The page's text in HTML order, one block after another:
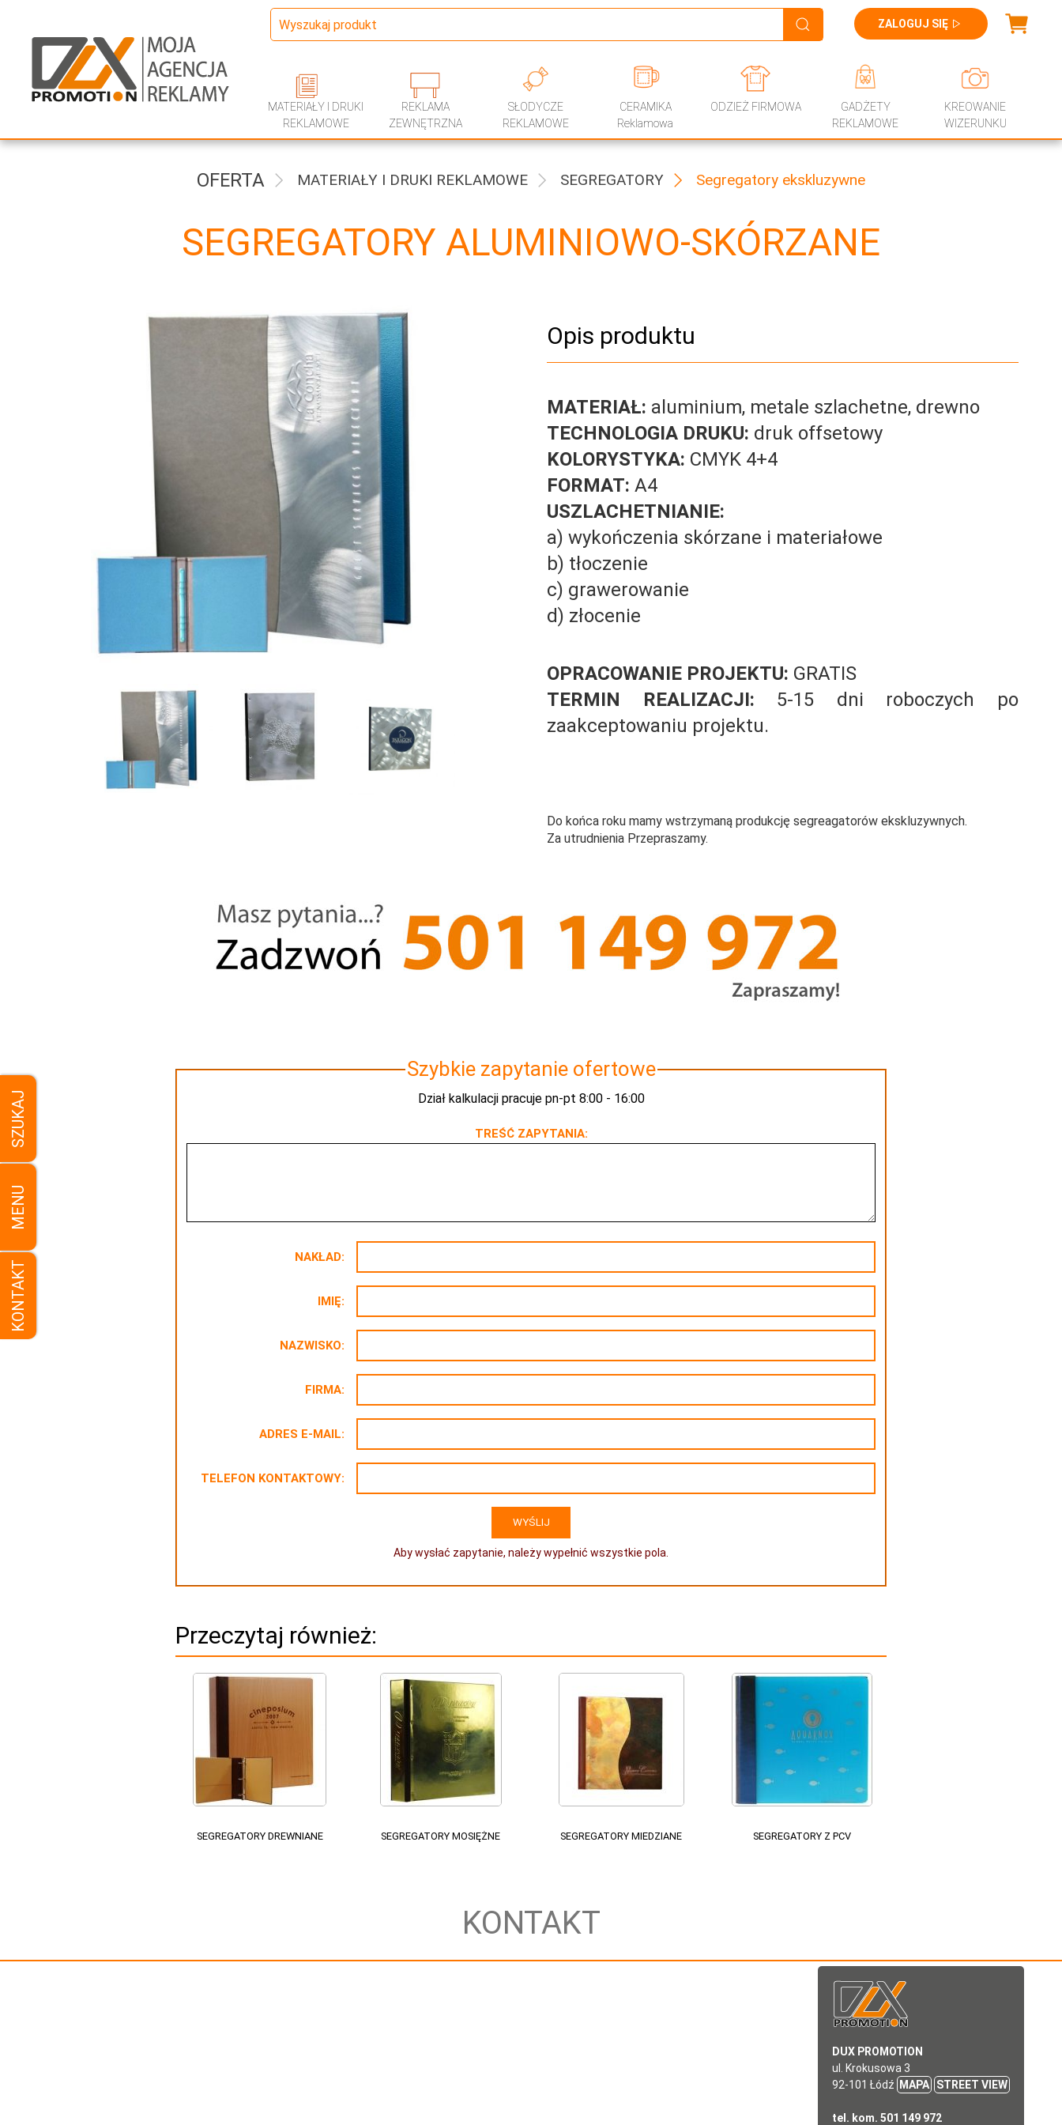
ZALOGUJ SIĘ
MATERIAŁY I DRUKI
REKLAMOWE
REKLAMA
ZEWNĘTRZNA
SŁODYCZE
REKLAMOWE
CERAMIKA
Reklamowa
ODZIEŻ FIRMOWA
GADŻETY
REKLAMOWE
KREOWANIE
WIZERUNKU
SZUKAJ
MENU
KONTAKT
OFERTA MATERIAŁY I DRUKI REKLAMOWE SEGREGATORY Segregatory ekskluzywne
SEGREGATORY ALUMINIOWO-SKÓRZANE
Opis produktu
MATERIAŁ: aluminium, metale szlachetne, drewno
TECHNOLOGIA DRUKU: druk offsetowy
KOLORYSTYKA: CMYK 4+4
FORMAT: A4
USZLACHETNIANIE:
a) wykończenia skórzane i materiałowe
b) tłoczenie
c) grawerowanie
d) złocenie
OPRACOWANIE PROJEKTU: GRATIS
TERMIN REALIZACJI: 5-15 dni roboczych po
zaakceptowaniu projektu.
Do końca roku mamy wstrzymaną produkcję segreagatorów ekskluzywnych.
Za utrudnienia Przepraszamy.
Szybkie zapytanie ofertowe
Dział kalkulacji pracuje pn-pt 8:00 - 16:00
TREŚĆ ZAPYTANIA:
NAKŁAD:
IMIĘ:
NAZWISKO:
FIRMA:
ADRES E-MAIL:
TELEFON KONTAKTOWY:
Aby wysłać zapytanie, należy wypełnić wszystkie pola.
Przeczytaj również:
SEGREGATORY DREWNIANE SEGREGATORY MOSIĘŻNE SEGREGATORY MIEDZIANE SEGREGATORY Z PCV
KONTAKT
DUX PROMOTION
ul. Krokusowa 3
92-101 Łódź
MAPA STREET VIEW
tel. kom. 501 149 972